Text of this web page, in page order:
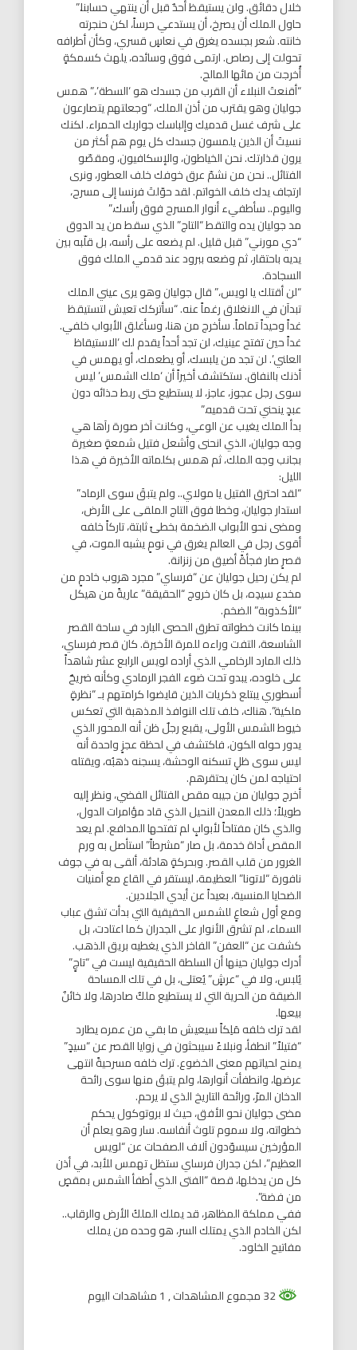
خلال دقائق. ولن يستيقظ أحدٌ قبل أن ينتهي حسابنا.”
حاول الملك أن يصرخ، أن يستدعي حرساً، لكن حنجرته
خانته. شعر بجسده يغرق في نعاسٍ قسري، وكأن أطرافه
تحولت إلى رصاص. ارتمى فوق وسائده، يلهث كسمكةٍ
أُخرجت من مائها المالح.
“أقنعتَ النبلاء أن القرب من جسدك هو ‘السطة’،” همس
جوليان وهو يقترب من أذن الملك، “وجعلتهم يتصارعون
على شرف غسل قدميك وإلباسك جواربك الحمراء. لكنك
نسيتَ أن الذين يلمسون جسدك كل يوم هم أكثر من
يرون قذارتك. نحن الخياطون، والإسكافيون، ومقصّو
الفتائل.. نحن من نشمّ عرق خوفك خلف العطور، ونرى
ارتجاف يدك خلف الخواتم. لقد حوّلتَ فرنسا إلى مسرح،
واليوم.. سأطفيء أنوار المسرح فوق رأسك.”
مد جوليان يده والتقط “التاج” الذي سقط من يد الدوق
“دي مورني” قبل قليل. لم يضعه على رأسه، بل قلّبه بين
يديه باحتقار، ثم وضعه ببرود عند قدمي الملك فوق
السجادة.
“لن أقتلك يا لويس،” قال جوليان وهو يرى عيني الملك
تبدآن في الانغلاق رغماً عنه. “سأتركك تعيش لتستيقظ
غداً وحيداً تماماً. سأخرج من هنا، وسأغلق الأبواب خلفي.
غداً حين تفتح عينيك، لن تجد أحداً يقدم لك ‘الاستيقاظ
العلني’. لن تجد من يلبسك، أو يطعمك، أو يهمس في
أذنك بالنفاق. ستكتشف أخيراً أن ‘ملك الشمس’ ليس
سوى رجل عجوز، عاجز، لا يستطيع حتى ربط حذائه دون
عبدٍ ينحني تحت قدميه.”
بدأ الملك يغيب عن الوعي، وكانت آخر صورة رآها هي
وجه جوليان، الذي انحنى وأشعل فتيل شمعةٍ صغيرة
بجانب وجه الملك، ثم همس بكلماته الأخيرة في هذا
الليل:
“لقد احترق الفتيل يا مولاي.. ولم يتبقَ سوى الرماد.”
استدار جوليان، وخطا فوق التاج الملقى على الأرض،
ومضى نحو الأبواب الضخمة بخطىً ثابتة، تاركاً خلفه
أقوى رجل في العالم يغرق في نومٍ يشبه الموت، في
قصرٍ صار فجأةً أضيق من زنزانة.
لم يكن رحيل جوليان عن “فرساي” مجرد هروب خادمٍ من
مخدع سيدِه، بل كان خروج “الحقيقة” عاريةً من هيكل
“الأكذوبة” الضخم.
بينما كانت خطواته تطرق الحصى البارد في ساحة القصر
الشاسعة، التفت وراءه للمرة الأخيرة. كان قصر فرساي،
ذلك المارد الرخامي الذي أراده لويس الرابع عشر شاهداً
على خلوده، يبدو تحت ضوء الفجر الرمادي وكأنه ضريحٌ
أسطوري يبتلع ذكريات الذين قايضوا كرامتهم بـ “نظرةٍ
ملكية”. هناك، خلف تلك النوافذ المذهبة التي تعكس
خيوط الشمس الأولى، يقبع رجلٌ ظن أنه المحور الذي
يدور حوله الكون، فاكتشف في لحظة عجزٍ واحدة أنه
ليس سوى ظلٍ تسكنه الوحشة، يسجنه ذهبُه، ويقتله
احتياجه لمن كان يحتقرهم.
أخرج جوليان من جيبه مقص الفتائل الفضي، ونظر إليه
طويلاً؛ ذلك المعدن النحيل الذي قاد مؤامرات الدول،
والذي كان مفتاحاً لأبوابٍ لم تفتحها المدافع. لم يعد
المقص أداة خدمة، بل صار “مشرطاً” استأصل به ورم
الغرور من قلب القصر. وبحركةٍ هادئة، ألقى به في جوف
نافورة “لاتونا” العظيمة، ليستقر في القاع مع أمنيات
الضحايا المنسية، بعيداً عن أيدي الجلادين.
ومع أول شعاعٍ للشمس الحقيقية التي بدأت تشق عباب
السماء، لم تشرق الأنوار على الجدران كما اعتادت، بل
كشفت عن “العفن” الفاخر الذي يغطيه بريق الذهب.
أدرك جوليان حينها أن السلطة الحقيقية ليست في “تاجٍ”
يُلبس، ولا في “عرشٍ” يُعتلى، بل في تلك المساحة
الضيقة من الحرية التي لا يستطيع ملكٌ صادرها، ولا خائنٌ
بيعها.
لقد ترك خلفه مَلِكاً سيعيش ما بقي من عمره يطارد
“فتيلاً” انطفأ، ونبلاءً سيبحثون في زوايا القصر عن “سيدٍ”
يمنح لحياتهم معنى الخضوع. ترك خلفه مسرحيةً انتهى
عرضها، وانطفأت أنوارها، ولم يتبقَ منها سوى رائحة
الدخان المرّ، ورائحة التاريخ الذي لا يرحم.
مضى جوليان نحو الأفق، حيث لا بروتوكول يحكم
خطواته، ولا سموم تلوث أنفاسه. سار وهو يعلم أن
المؤرخين سيسوّدون آلاف الصفحات عن “لويس
العظيم”، لكن جدران فرساي ستظل تهمس للأبد، في أذن
كل من يدخلها، قصة “الفتى الذي أطفأ الشمس بمقصٍ
من فضة”.
ففي مملكة المظاهر، قد يملك الملكُ الأرض والرقاب..
لكن الخادم الذي يمتلك السر، هو وحده من يملك
مفاتيح الخلود.
, 1 مشاهدات اليوم